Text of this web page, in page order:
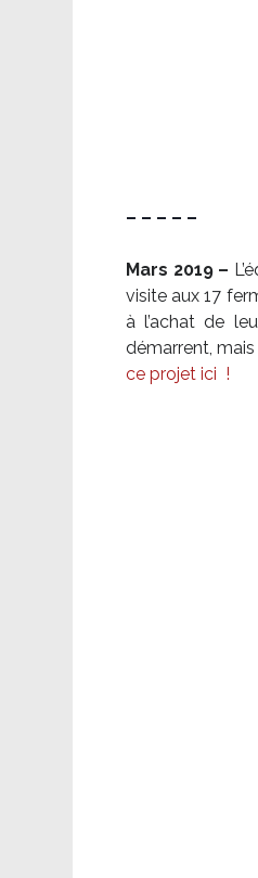
– – – – –
Mars 2019 –
visite aux 17
à l’achat de
démarrent,
ce projet ici !